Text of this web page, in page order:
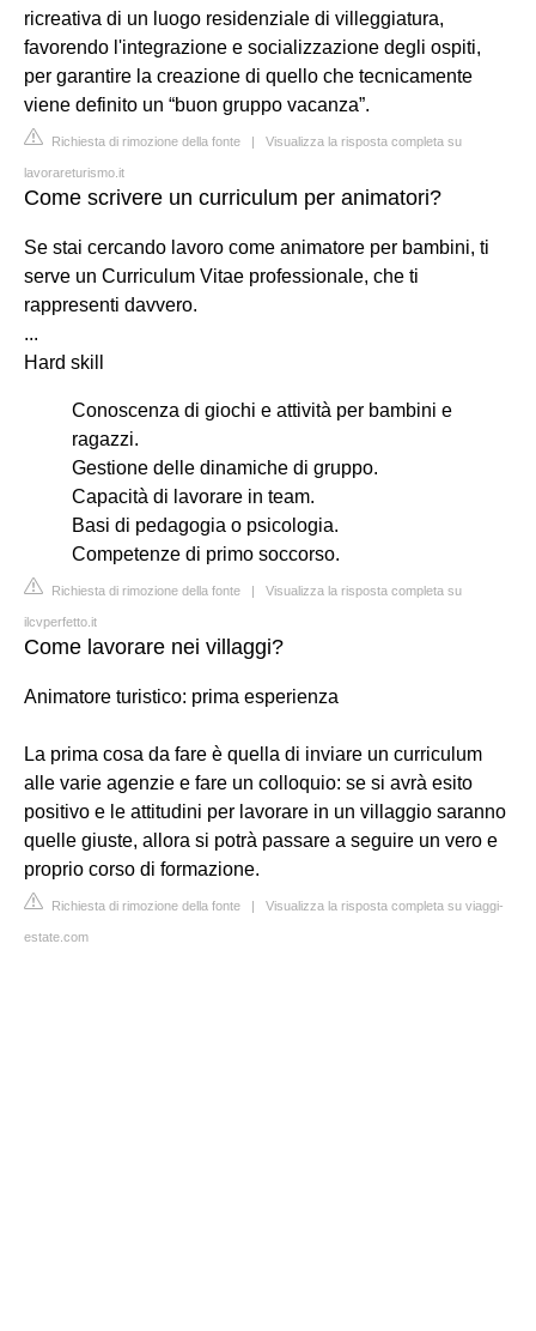
ricreativa di un luogo residenziale di villeggiatura,
favorendo l'integrazione e socializzazione degli ospiti,
per garantire la creazione di quello che tecnicamente
viene definito un “buon gruppo vacanza”.
Richiesta di rimozione della fonte | Visualizza la risposta completa su
lavorareturismo.it
Come scrivere un curriculum per animatori?
Se stai cercando lavoro come animatore per bambini, ti
serve un Curriculum Vitae professionale, che ti
rappresenti davvero.
...
Hard skill
Conoscenza di giochi e attività per bambini e
ragazzi.
Gestione delle dinamiche di gruppo.
Capacità di lavorare in team.
Basi di pedagogia o psicologia.
Competenze di primo soccorso.
Richiesta di rimozione della fonte | Visualizza la risposta completa su
ilcvperfetto.it
Come lavorare nei villaggi?
Animatore turistico: prima esperienza
La prima cosa da fare è quella di inviare un curriculum
alle varie agenzie e fare un colloquio: se si avrà esito
positivo e le attitudini per lavorare in un villaggio saranno
quelle giuste, allora si potrà passare a seguire un vero e
proprio corso di formazione.
Richiesta di rimozione della fonte | Visualizza la risposta completa su viaggi-
estate.com